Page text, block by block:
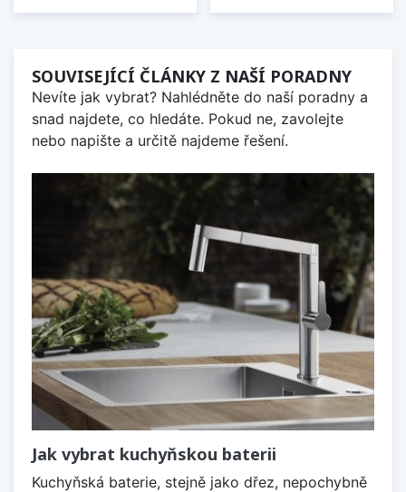
SOUVISEJÍCÍ ČLÁNKY Z NAŠÍ PORADNY
Nevíte jak vybrat? Nahlédněte do naší poradny a
snad najdete, co hledáte. Pokud ne, zavolejte
nebo napište a určitě najdeme řešení.
Jak vybrat kuchyňskou baterii
Kuchyňská baterie, stejně jako dřez, nepochybně